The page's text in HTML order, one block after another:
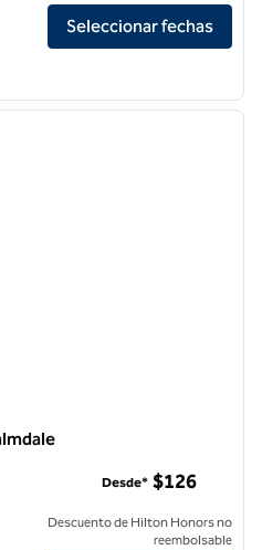
Angeles/Universal City
Seleccionar fechas
Desde* $126
Descuento de Hilton Honors no
reembolsable